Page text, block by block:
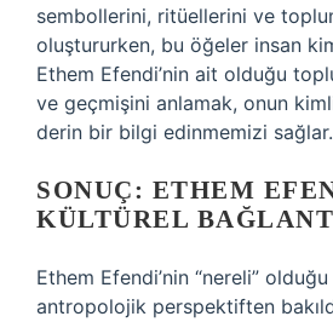
sembollerini, ritüellerini ve
oluştururken, bu öğeler insan
Ethem Efendi’nin ait olduğu
ve geçmişini anlamak, onun
derin bir bilgi edinmemizi sağlar.
SONUÇ: ETHEM
KÜLTÜREL
Ethem Efendi’nin “nereli”
antropolojik perspektiften